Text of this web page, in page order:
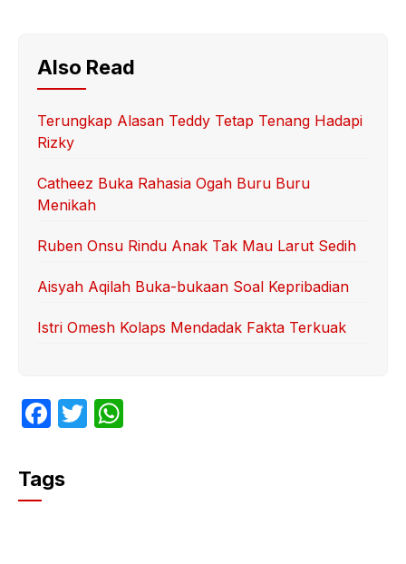
Also Read
Terungkap Alasan Teddy Tetap Tenang Hadapi
Rizky
Catheez Buka Rahasia Ogah Buru Buru
Menikah
Ruben Onsu Rindu Anak Tak Mau Larut Sedih
Aisyah Aqilah Buka-bukaan Soal Kepribadian
Istri Omesh Kolaps Mendadak Fakta Terkuak
F
c
e
T
Tags